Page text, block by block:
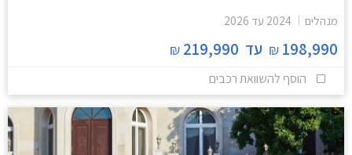
מנהלים 2024 עד 2026
198,990
₪ עד 219,990
₪
הוסף להשוואת רכבים